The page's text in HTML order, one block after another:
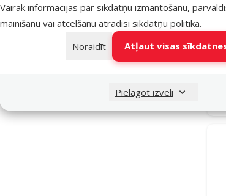
Vairāk informācijas par sīkdatņu izmantošanu,
mainīšanu vai atcelšanu atradīsi sīkdatņu politikā.
Noraidīt
Atļaut visas
Pielāgot izvēli